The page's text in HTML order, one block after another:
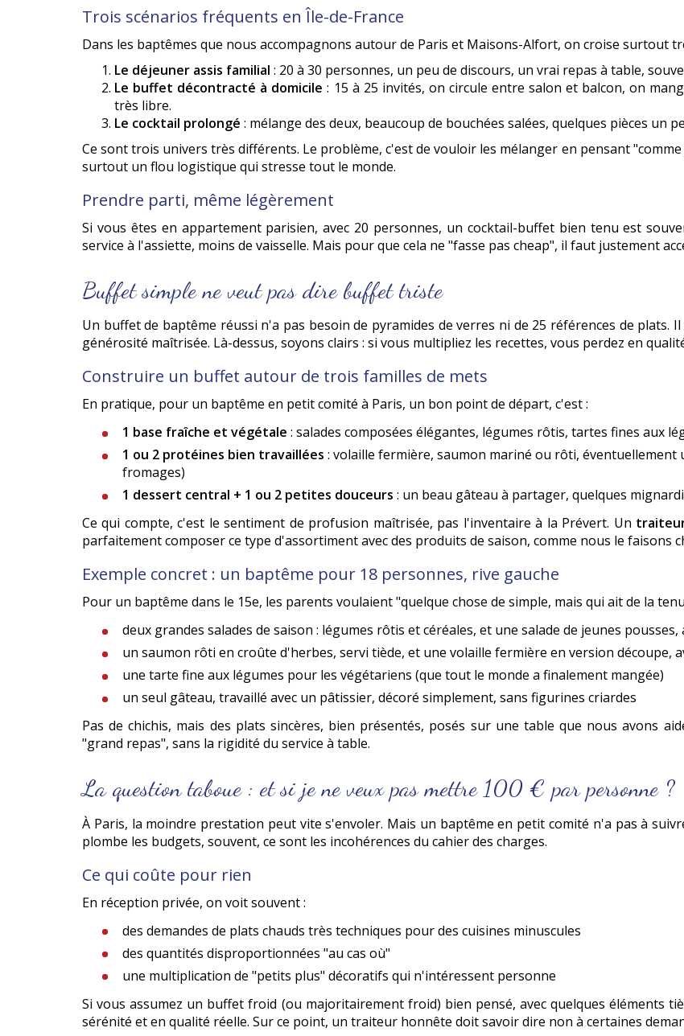
Trois scénarios fréquents en Île-de-France
Dans les baptêmes que nous accompagnons autour de Paris et Maisons-Alfort, on croise surtout
Le déjeuner assis familial : 20 à 30 personnes, un peu de discours, un vrai repas à table,
Le buffet décontracté à domicile : 15 à 25 invités, on circule entre salon et balcon, on
très libre.
Le cocktail prolongé : mélange des deux, beaucoup de bouchées salées, quelques pièces un
Ce sont trois univers très différents. Le problème, c'est de vouloir les mélanger en pensant
surtout un flou logistique qui stresse tout le monde.
Prendre parti, même légèrement
Si vous êtes en appartement parisien, avec 20 personnes, un cocktail-buffet bien tenu est
service à l'assiette, moins de vaisselle. Mais pour que cela ne "fasse pas cheap", il faut justement
Buffet simple ne veut pas dire buffet triste
Un buffet de baptême réussi n'a pas besoin de pyramides de verres ni de 25 références de plats.
générosité maîtrisée. Là-dessus, soyons clairs : si vous multipliez les recettes, vous perdez en
Construire un buffet autour de trois familles de mets
En pratique, pour un baptême en petit comité à Paris, un bon point de départ, c'est :
1 base fraîche et végétale : salades composées élégantes, légumes rôtis, tartes fines aux
1 ou 2 protéines bien travaillées : volaille fermière, saumon mariné ou rôti,
fromages)
1 dessert central + 1 ou 2 petites douceurs : un beau gâteau à partager, quelques
Ce qui compte, c'est le sentiment de profusion maîtrisée, pas l'inventaire à la Prévert. Un
parfaitement composer ce type d'assortiment avec des produits de saison, comme nous le faisons
Exemple concret : un baptême pour 18 personnes, rive gauche
Pour un baptême dans le 15e, les parents voulaient "quelque chose de simple, mais qui ait de la
deux grandes salades de saison : légumes rôtis et céréales, et une salade de jeunes
un saumon rôti en croûte d'herbes, servi tiède, et une volaille fermière en version découpe,
une tarte fine aux légumes pour les végétariens (que tout le monde a finalement mangée)
un seul gâteau, travaillé avec un pâtissier, décoré simplement, sans figurines criardes
Pas de chichis, mais des plats sincères, bien présentés, posés sur une table que nous avons
"grand repas", sans la rigidité du service à table.
La question taboue : et si je ne veux pas mettre 100 € par personne ?
À Paris, la moindre prestation peut vite s'envoler. Mais un baptême en petit comité n'a pas à
plombe les budgets, souvent, ce sont les incohérences du cahier des charges.
Ce qui coûte pour rien
En réception privée, on voit souvent :
des demandes de plats chauds très techniques pour des cuisines minuscules
des quantités disproportionnées "au cas où"
une multiplication de "petits plus" décoratifs qui n'intéressent personne
Si vous assumez un buffet froid (ou majoritairement froid) bien pensé, avec quelques éléments
sérénité et en qualité réelle. Sur ce point, un traiteur honnête doit savoir dire non à certaines